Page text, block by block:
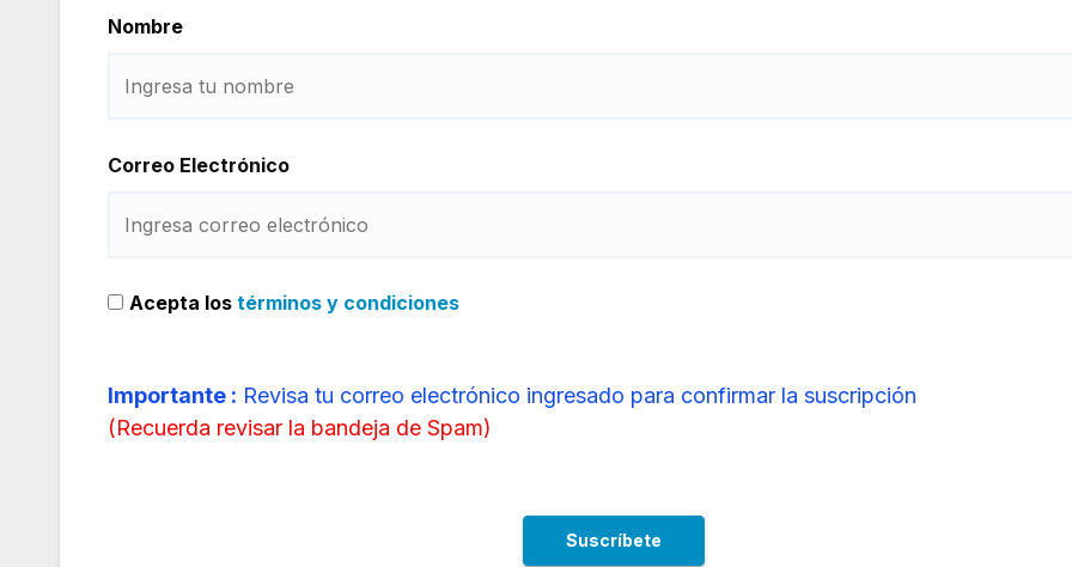
Nombre
Correo Electrónico
Acepta los términos y condiciones
Importante : Revisa tu correo electrónico ingresado para confirmar la suscripción
(Recuerda revisar la bandeja de Spam)